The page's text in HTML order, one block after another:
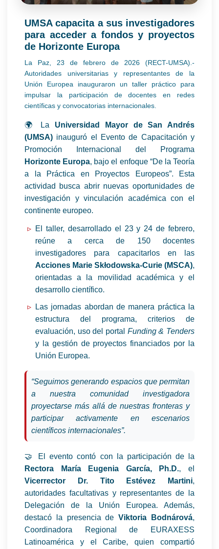
UMSA capacita a sus investigadores
para acceder a fondos y proyectos
de Horizonte Europa
La Paz, 23 de febrero de 2026 (RECT-UMSA).-
Autoridades universitarias y representantes de la
Unión Europea inauguraron un taller práctico para
impulsar la participación de docentes en redes
científicas y convocatorias internacionales.
🌍 La Universidad Mayor de San Andrés
(UMSA) inauguró el Evento de Capacitación y
Promoción Internacional del Programa
Horizonte Europa, bajo el enfoque “De la Teoría
a la Práctica en Proyectos Europeos”. Esta
actividad busca abrir nuevas oportunidades de
investigación y vinculación académica con el
continente europeo.
El taller, desarrollado el 23 y 24 de febrero,
reúne a cerca de 150 docentes
investigadores para capacitarlos en las
Acciones Marie Skłodowska-Curie (MSCA),
orientadas a la movilidad académica y el
desarrollo científico.
Las jornadas abordan de manera práctica la
estructura del programa, criterios de
evaluación, uso del portal Funding & Tenders
y la gestión de proyectos financiados por la
Unión Europea.
“Seguimos generando espacios que permitan
a nuestra comunidad investigadora
proyectarse más allá de nuestras fronteras y
participar activamente en escenarios
científicos internacionales”.
🤝 El evento contó con la participación de la
Rectora María Eugenia García, Ph.D., el
Vicerrector Dr. Tito Estévez Martini,
autoridades facultativas y representantes de la
Delegación de la Unión Europea. Además,
destacó la presencia deViktoria Bodnárová,
Coordinadora Regional de EURAXESS
Latinoamérica y el Caribe, quien compartió